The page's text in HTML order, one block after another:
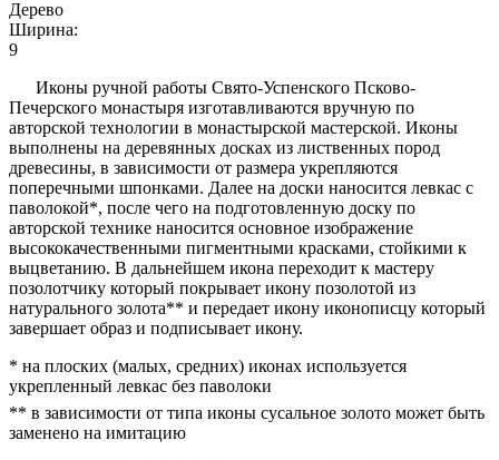
Дерево
Ширина:
9
Иконы ручной работы Свято-Успенского Псково-
Печерского монастыря изготавливаются вручную по
авторской технологии в монастырской мастерской. Иконы
выполнены на деревянных досках из лиственных пород
древесины, в зависимости от размера укрепляются
поперечными шпонками. Далее на доски наносится левкас с
паволокой*, после чего на подготовленную доску по
авторской технике наносится основное изображение
высококачественными пигментными красками, стойкими к
выцветанию. В дальнейшем икона переходит к мастеру
позолотчику который покрывает икону позолотой из
натурального золота** и передает икону иконописцу который
завершает образ и подписывает икону.
* на плоских (малых, средних) иконах используется
укрепленный левкас без паволоки
** в зависимости от типа иконы сусальное золото может быть
заменено на имитацию